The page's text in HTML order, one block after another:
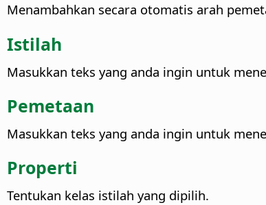
Menambahkan secara otomatis arah
Istilah
Masukkan teks yang anda ingin untuk
Pemetaan
Masukkan teks yang anda ingin untuk
Properti
Tentukan kelas istilah yang dipilih.